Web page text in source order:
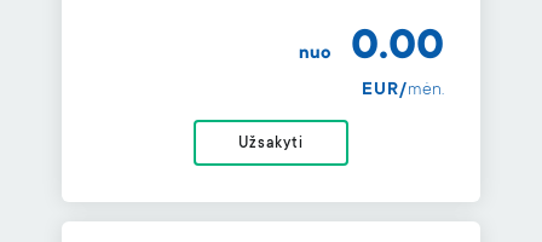
nuo 0.00
EUR/mėn.
Užsakyti